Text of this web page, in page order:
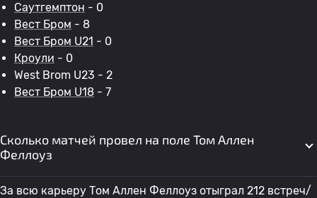
Саутгемптон - 0
Вест Бром - 8
Вест Бром U21 - 0
Кроули - 0
West Brom U23 - 2
Вест Бром U18 - 7
Сколько матчей провел на поле Том Аллен
Феллоуз
За всю карьеру Том Аллен Феллоуз отыграл 212 встреч/